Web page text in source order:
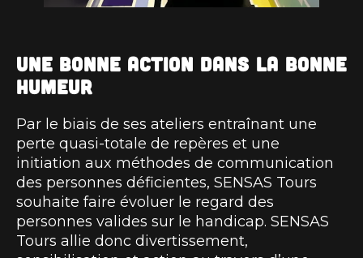
Une bonne action dans la bonne
humeur
Par le biais de ses ateliers entraînant une
perte quasi-totale de repères et une
initiation aux méthodes de communication
des personnes déficientes, SENSAS Tours
souhaite faire évoluer le regard des
personnes valides sur le handicap. SENSAS
Tours allie donc divertissement,